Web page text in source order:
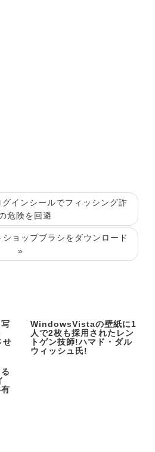
インシールでフィッシング詐
危険を回避
ョップブラシをダウンロード
»
せ
WindowsVistaの壁紙に1
人で2枚も採用されたレン
トゲン技師!ハマド・ダル
ウィッシュ氏!